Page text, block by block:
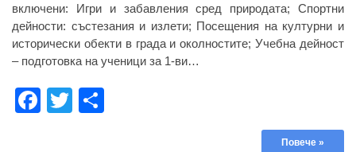
включени: Игри и забавления сред природата; Спортни
дейности: състезания и излети; Посещения на културни и
исторически обекти в града и околностите; Учебна дейност
– подготовка на ученици за 1-ви…
Facebook
Twitter
Повече »